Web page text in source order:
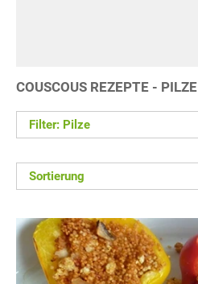
COUSCOUS REZEPTE - PILZE
Filter: Pilze
Sortierung